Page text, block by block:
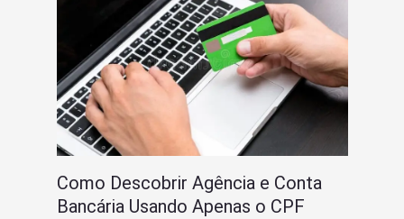
Como Descobrir Agência e Conta
Bancária Usando Apenas o CPF